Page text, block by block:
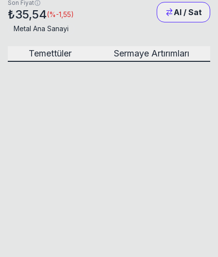
Son Fiyat
₺35,54(%-1,55) Al / Sat
Metal Ana Sanayi
Temettüler Sermaye Artırımları